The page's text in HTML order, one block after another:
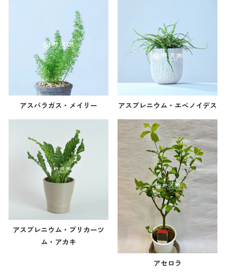
アスパラガス・メイリー アスプレニウム・エベノイデス
アスプレニウム・プリカーツ
ム・アカキ
アセロラ